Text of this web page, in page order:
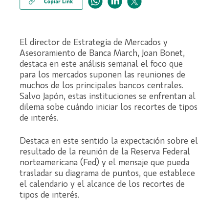
El director de Estrategia de Mercados y
Asesoramiento de Banca March, Joan Bonet,
destaca en este análisis semanal el foco que
para los mercados suponen las reuniones de
muchos de los principales bancos centrales.
Salvo Japón, estas instituciones se enfrentan al
dilema sobe cuándo iniciar los recortes de tipos
de interés.
Destaca en este sentido la expectación sobre el
resultado de la reunión de la Reserva Federal
norteamericana (Fed) y el mensaje que pueda
trasladar su diagrama de puntos, que establece
el calendario y el alcance de los recortes de
tipos de interés.